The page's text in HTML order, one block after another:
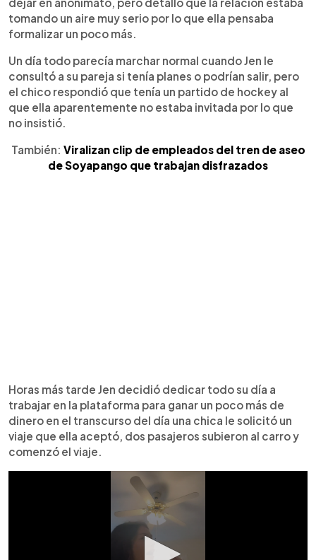
tomando un aire muy serio por lo que ella pensaba
formalizar un poco más.
Un día todo parecía marchar normal cuando Jen le
consultó a su pareja si tenía planes o podrían salir, pero
el chico respondió que tenía un partido de hockey al
que ella aparentemente no estaba invitada por lo que
no insistió.
También: Viralizan clip de empleados del tren de aseo
de Soyapango que trabajan disfrazados
Horas más tarde Jen decidió dedicar todo su día a
trabajar en la plataforma para ganar un poco más de
dinero en el transcurso del día una chica le solicitó un
viaje que ella aceptó, dos pasajeros subieron al carro y
comenzó el viaje.